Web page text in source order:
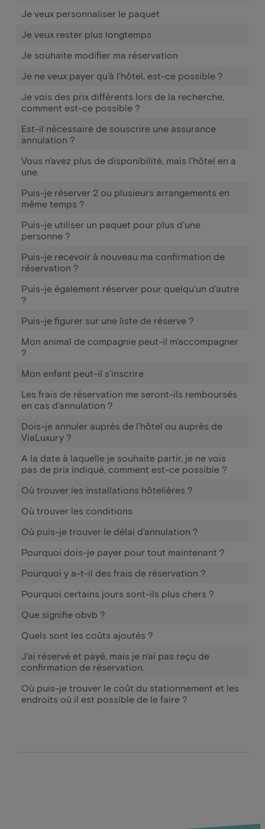
Je veux personnaliser le paquet
Je veux rester plus longtemps
Je souhaite modifier ma réservation
Je ne veux payer qu'à l'hôtel, est-ce possible ?
Je vois des prix différents lors de la recherche,
comment est-ce possible ?
Est-il nécessaire de souscrire une assurance
annulation ?
Vous n'avez plus de disponibilité, mais l'hôtel en a
une.
Puis-je réserver 2 ou plusieurs arrangements en
même temps ?
Puis-je utiliser un paquet pour plus d'une
personne ?
Puis-je recevoir à nouveau ma confirmation de
réservation ?
Puis-je également réserver pour quelqu'un d'autre
?
Puis-je figurer sur une liste de réserve ?
Mon animal de compagnie peut-il m'accompagner
?
Mon enfant peut-il s'inscrire
Les frais de réservation me seront-ils remboursés
en cas d'annulation ?
Dois-je annuler auprès de l'hôtel ou auprès de
ViaLuxury ?
A la date à laquelle je souhaite partir, je ne vois
pas de prix indiqué, comment est-ce possible ?
Où trouver les installations hôtelières ?
Où trouver les conditions
Où puis-je trouver le délai d'annulation ?
Pourquoi dois-je payer pour tout maintenant ?
Pourquoi y a-t-il des frais de réservation ?
Pourquoi certains jours sont-ils plus chers ?
Que signifie obvb ?
Quels sont les coûts ajoutés ?
J'ai réservé et payé, mais je n'ai pas reçu de
confirmation de réservation.
Où puis-je trouver le coût du stationnement et les
endroits où il est possible de le faire ?